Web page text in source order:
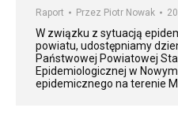
Raport Przez Piotr Nowak
W związku z sytuacją
powiatu, udostępniamy
Państwowej Powiatowej
Epidemiologicznej w
epidemicznego na terenie